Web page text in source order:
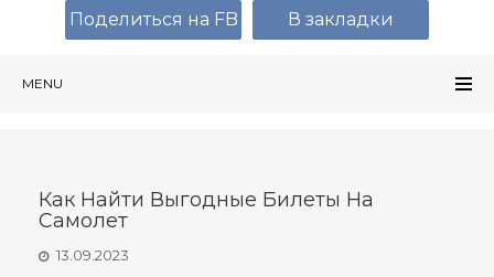
MENU
Как Найти Выгодные Билеты На
Самолет
13.09.2023
Поделиться на FB В закладки